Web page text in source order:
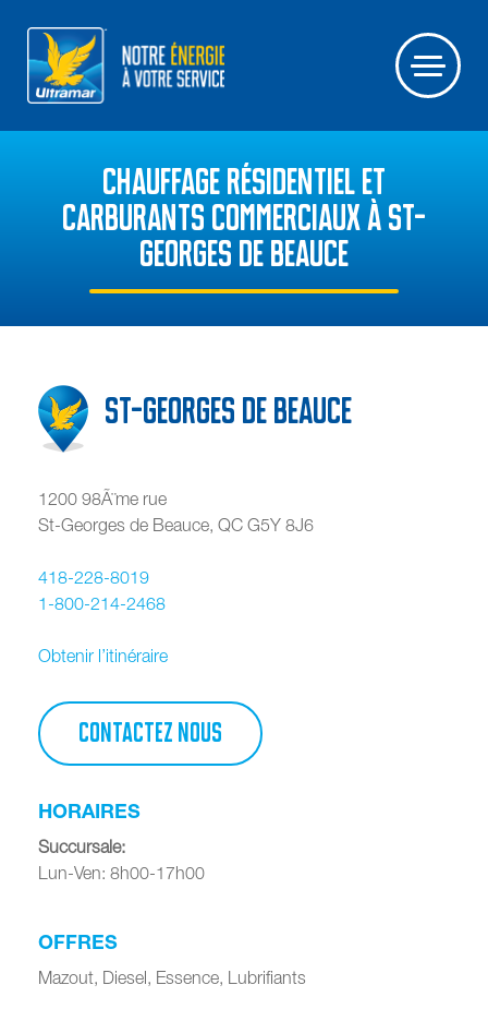
CHAUFFAGE RÉSIDENTIEL ET
CARBURANTS COMMERCIAUX À ST-
GEORGES DE BEAUCE
St-Georges de Beauce
1200 98Ã¨me rue
St-Georges de Beauce QC G5Y 8J6
418-228-8019
1-800-214-2468
Obtenir l’itinéraire
CONTACTEZ NOUS
HORAIRES
Succursale:
Lun-Ven: 8h00-17h00
OFFRES
Mazout, Diesel, Essence, Lubrifiants